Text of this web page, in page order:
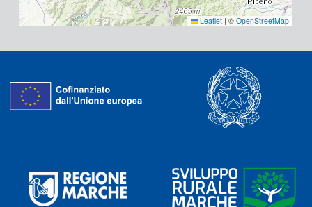
Leaflet | © OpenStreetMap